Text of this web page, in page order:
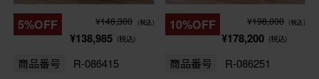
5%OFF ¥146,300 (税込)
¥138,985 (税込)
商品番号 R-086415
10%OFF ¥198,000 (税込)
¥178,200 (税込)
商品番号 R-086251